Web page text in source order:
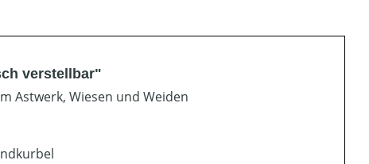
verstellbar"
Astwerk, Wiesen und Weiden